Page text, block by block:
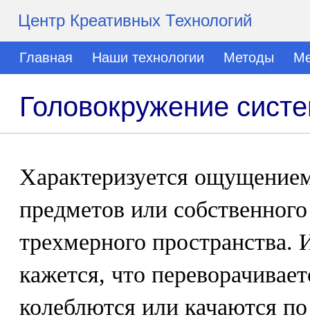
Центр Креативных Технологий
Главная Наши технологии Методы
Головокружение
Характеризуется
предметов или
трехмерного пространства.
кажется, что
колеблются или качаются